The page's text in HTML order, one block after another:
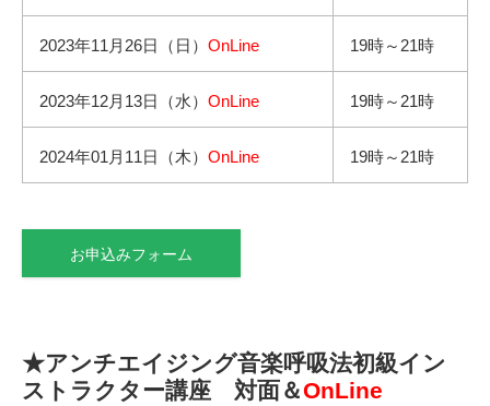
2023年11月26日（日） OnLine 19時～21時
2023年12月13日（水） OnLine 19時～21時
2024年01月11日（木） OnLine 19時～21時
お申込みフォーム
★アンチエイジング音楽呼吸法初級イン
ストラクター講座 対面＆OnLine